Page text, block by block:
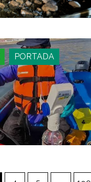
PORTADA